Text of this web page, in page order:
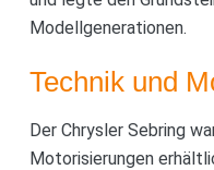
Modellgenerationen.
Technik und
Der Chrysler Sebring
Motorisierungen